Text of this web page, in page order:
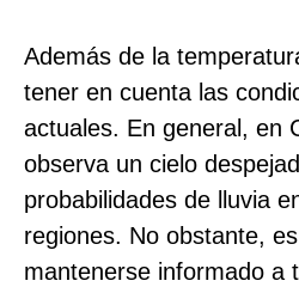
Además de la
tener en cuenta las
actuales. En general, en
observa un cielo
probabilidades de lluvia
regiones. No obstante,
mantenerse informado a